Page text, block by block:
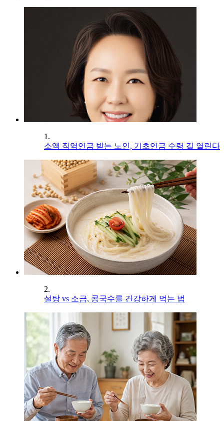
1.
소액 직역연금 받는 노인, 기초연금 수령 길 열린다
2.
설탕 vs 소금, 콩국수를 건강하게 먹는 법